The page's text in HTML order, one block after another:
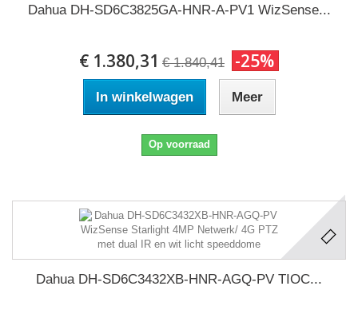
Dahua DH-SD6C3825GA-HNR-A-PV1 WizSense...
€ 1.380,31 € 1.840,41 -25%
In winkelwagen Meer
Op voorraad
Dahua DH-SD6C3432XB-HNR-AGQ-PV TIOC...